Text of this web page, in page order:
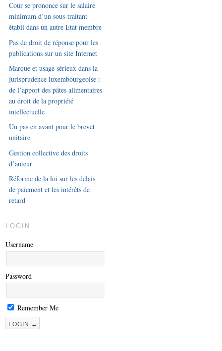
Cour se prononce sur le salaire
minimum d’un sous-traitant
établi dans un autre Etat membre
Pas de droit de réponse pour les
publications sur un site Internet
Marque et usage sérieux dans la
jurisprudence luxembourgeoise :
de l’apport des pâtes alimentaires
au droit de la propriété
intellectuelle
Un pas en avant pour le brevet
unitaire
Gestion collective des droits
d’auteur
Réforme de la loi sur les délais
de paiement et les intérêts de
retard
LOGIN
Username
Password
Remember Me